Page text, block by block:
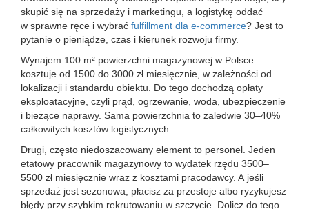
skupić się na sprzedaży i marketingu, a logistykę oddać
w sprawne ręce i wybrać fulfillment dla e-commerce? Jest to
pytanie o pieniądze, czas i kierunek rozwoju firmy.
Wynajem 100 m² powierzchni magazynowej w Polsce
kosztuje od 1500 do 3000 zł miesięcznie, w zależności od
lokalizacji i standardu obiektu. Do tego dochodzą opłaty
eksploatacyjne, czyli prąd, ogrzewanie, woda, ubezpieczenie
i bieżące naprawy. Sama powierzchnia to zaledwie 30–40%
całkowitych kosztów logistycznych.
Drugi, często niedoszacowany element to personel. Jeden
etatowy pracownik magazynowy to wydatek rzędu 3500–
5500 zł miesięcznie wraz z kosztami pracodawcy. A jeśli
sprzedaż jest sezonowa, płacisz za przestoje albo ryzykujesz
błędy przy szybkim rekrutowaniu w szczycie. Dolicz do tego